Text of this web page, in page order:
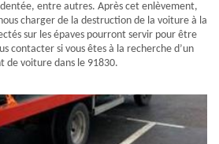
entre autres. Après cet enlèvement,
charger de la destruction de la voiture à la
sur les épaves pourront servir pour être
contacter si vous êtes à la recherche d’un
de voiture dans le 91830.